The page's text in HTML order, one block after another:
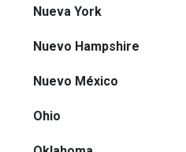
Nueva York
Nuevo Hampshire
Nuevo México
Ohio